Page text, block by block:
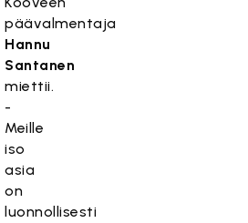
päävalmentaja
Hannu
Santanen
miettii.
-
Meille
iso
asia
on
luonnollisesti